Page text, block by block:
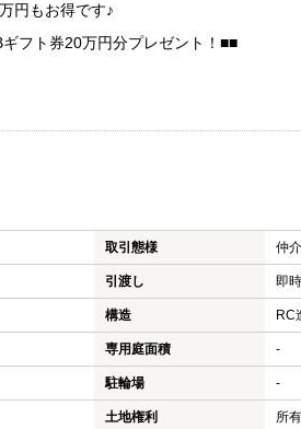
円もお得です♪
フト券20万円分プレゼント！■■
取引態様 仲介
引渡し 即時
構造 RC
専用庭面積 -
駐輪場 -
土地権利 所